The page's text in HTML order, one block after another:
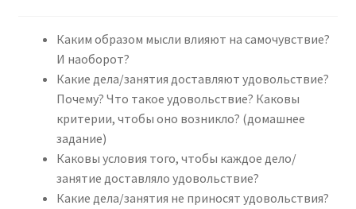
меню
Каким образом мысли влияют на самочувствие?
И наоборот?
Какие дела/занятия доставляют удовольствие?
Почему? Что такое удовольствие? Каковы
критерии, чтобы оно возникло? (домашнее
задание)
Каковы условия того, чтобы каждое дело/
занятие доставляло удовольствие?
Какие дела/занятия не приносят удовольствия?